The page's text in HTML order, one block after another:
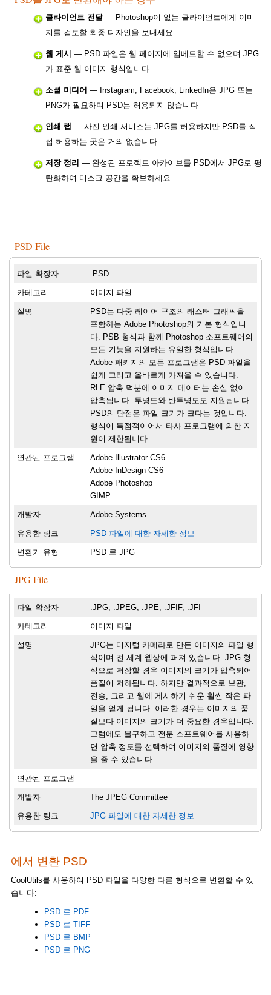
클라이언트 전달— Photoshop이 없는 클라이언트에게 이미
지를 검토할 최종 디자인을 보내세요
웹 게시 — PSD 파일은 웹 페이지에 임베드할 수 없으며 JPG
가 표준 웹 이미지 형식입니다
소셜 미디어 — Instagram, Facebook, LinkedIn은 JPG 또는
PNG가 필요하며 PSD는 허용되지 않습니다
인쇄 랩 — 사진 인쇄 서비스는 JPG를 허용하지만 PSD를 직
접 허용하는 곳은 거의 없습니다
저장 정리 — 완성된 프로젝트 아카이브를 PSD에서 JPG로 평
탄화하여 디스크 공간을 확보하세요
PSD File
파일 확장자 .PSD
카테고리 이미지 파일
설명
PSD는 다중 레이어 구조의 래스터 그래픽을
포함하는 Adobe Photoshop의 기본 형식입니
다. PSB 형식과 함께 Photoshop 소프트웨어의
모든 기능을 지원하는 유일한 형식입니다.
Adobe 패키지의 모든 프로그램은 PSD 파일을
쉽게 그리고 올바르게 가져올 수 있습니다.
RLE 압축 덕분에 이미지 데이터는 손실 없이
압축됩니다. 투명도와 반투명도도 지원됩니다.
PSD의 단점은 파일 크기가 크다는 것입니다.
형식이 독점적이어서 타사 프로그램에 의한 지
원이 제한됩니다.
연관된 프로그램
Adobe Illustrator CS6
Adobe InDesign CS6
Adobe Photoshop
GIMP
개발자 Adobe Systems
유용한 링크 PSD 파일에 대한 자세한 정보
변환기 유형 PSD 로 JPG
JPG File
파일 확장자 .JPG, .JPEG, .JPE, .JFIF, .JFI
카테고리 이미지 파일
설명
JPG는 디지털 카메라로 만든 이미지의 파일 형
식이며 전 세계 웹상에 퍼져 있습니다. JPG 형
식으로 저장할 경우 이미지의 크기가 압축되어
품질이 저하됩니다. 하지만 결과적으로 보관,
전송, 그리고 웹에 게시하기 쉬운 훨씬 작은 파
일을 얻게 됩니다. 이러한 경우는 이미지의 품
질보다 이미지의 크기가 더 중요한 경우입니다.
그럼에도 불구하고 전문 소프트웨어를 사용하
면 압축 정도를 선택하여 이미지의 품질에 영향
을 줄 수 있습니다.
연관된 프로그램
개발자 The JPEG Committee
유용한 링크 JPG 파일에 대한 자세한 정보
에서 변환 PSD
CoolUtils를 사용하여 PSD 파일을 다양한 다른 형식으로 변환할 수 있
습니다:
PSD 로 PDF
PSD 로 TIFF
PSD 로 BMP
PSD 로 PNG